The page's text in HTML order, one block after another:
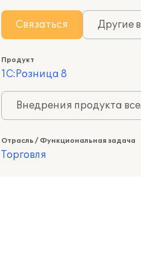
Связаться Другие
Продукт
1С:Розница 8
Внедрения продукта
Отрасль / Функциональная задача
Торговля